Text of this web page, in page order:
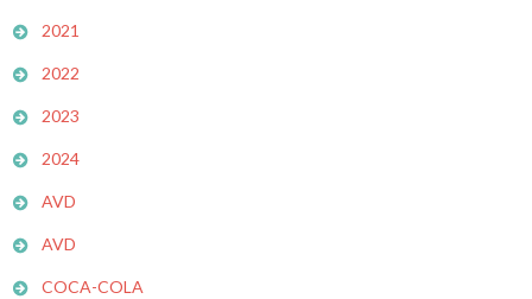
2021
2022
2023
2024
AVD
AVD
COCA-COLA